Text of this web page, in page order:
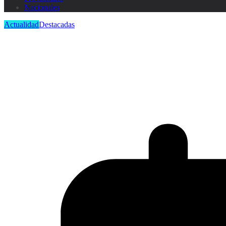
Nacionales
ActualidadDestacadas